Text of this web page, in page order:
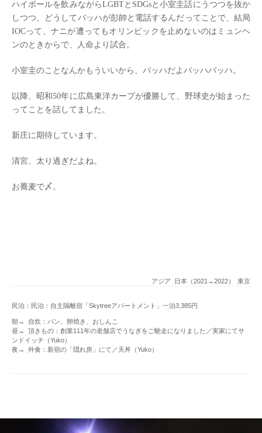
ハイボールを飲みながらLGBTとSDGsと小室圭話にうつつを抜か
しつつ、どうしてバッハが彭帥と電話するんだってことで、結局
IOCって、ナニが遭ってもオリンピックを止めないのはミュンヘ
ンのときからで、人命より試合。
小室圭のことなんかもういいから、バッハだよバッハバッハ。
以降、昭和50年に広島東洋カープが優勝して、野球史が始まった
ってことを話してました。
新庄に期待しています。
清宮、太り過ぎだよね。
お蕎麦で〆。
アジア 日本（2021→2022） 東京
民泊：民泊：自主隔離宿「Skytreeアパートメント」一泊3,385円
朝→ 自炊：パン、卵焼き、おしんこ
昼→ 頂きもの：創業111年の老舗店でうなぎをご馳走になりました／実家にてサ
ンドイッチ（Yuko）
夜→ 外食：新宿の「隠れ房」にて／天丼（Yuko）